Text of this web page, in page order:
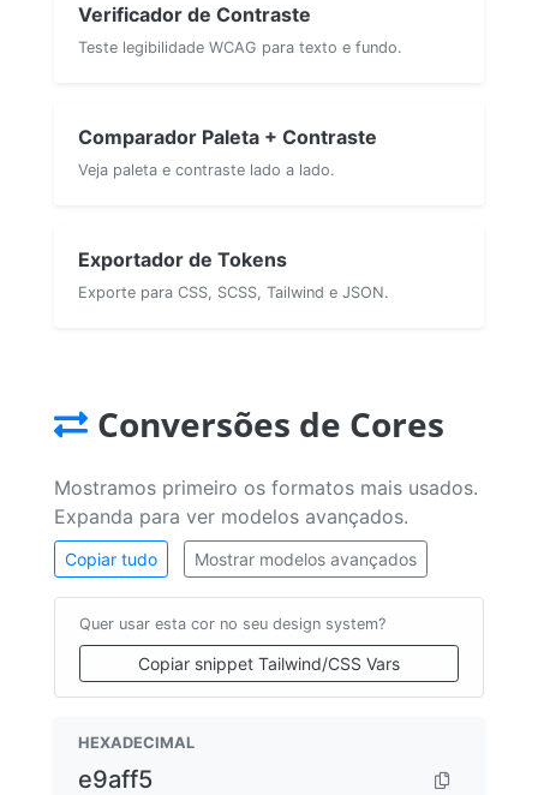
Verificador de Contraste
Teste legibilidade WCAG para texto e fundo.
Comparador Paleta + Contraste
Veja paleta e contraste lado a lado.
Exportador de Tokens
Exporte para CSS, SCSS, Tailwind e JSON.
Conversões de Cores
Mostramos primeiro os formatos mais usados.
Expanda para ver modelos avançados.
Copiar tudo Mostrar modelos avançados
Quer usar esta cor no seu design system?
Copiar snippet Tailwind/CSS Vars
HEXADECIMAL
e9aff5